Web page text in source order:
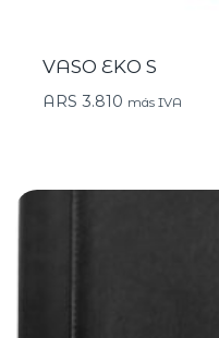
VASO EKO S
ARS 3.810 más IVA